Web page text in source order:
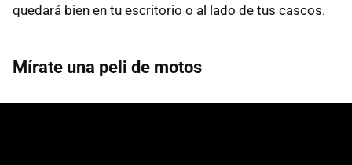
quedará bien en tu escritorio o al lado de tus cascos.
Mírate una peli de motos